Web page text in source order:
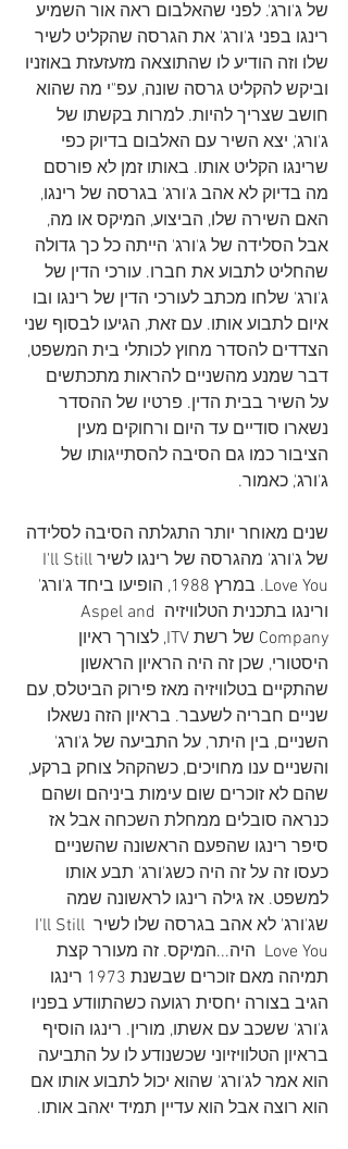
של ג'ורג'. לפני שהאלבום ראה אור השמיע
רינגו בפני ג'ורג' את הגרסה שהקליט לשיר
שלו וזה הודיע לו שהתוצאה מזעזעזת באוזניו
וביקש להקליט גרסה שונה, עפ"י מה שהוא
חושב שצריך להיות. למרות בקשתו של
ג'ורג', יצא השיר עם האלבום בדיוק כפי
שרינגו הקליט אותו. באותו זמן לא פורסם
מה בדיוק לא אהב ג'ורג' בגרסה של רינגו,
האם השירה שלו, הביצוע, המיקס או מה,
אבל הסלידה של ג'ורג' הייתה כל כך גדולה
שהחליט לתבוע את חברו. עורכי הדין של
ג'ורג' שלחו מכתב לעורכי הדין של רינגו ובו
איום לתבוע אותו. עם זאת, הגיעו לבסוף שני
הצדדים להסדר מחוץ לכותלי בית המשפט,
דבר שמנע מהשניים להראות מתכתשים
על השיר בבית הדין. פרטיו של ההסדר
נשארו סודיים עד היום ורחוקים מעין
הציבור כמו גם הסיבה להסתייגותו של
ג'ורג', כאמור.
שנים מאוחר יותר התגלתה הסיבה לסלידה
של ג'ורג' מהגרסה של רינגו לשירI'll Still
Love You. במרץ 1988, הופיעו ביחד ג'ורג'
ורינגו בתכנית הטלוויזיה Aspel and
Company של רשת ITV, לצורך ראיון
היסטורי, שכן זה היה הראיון הראשון
שהתקיים בטלוויזיה מאז פירוק הביטלס, עם
שניים חבריה לשעבר. בראיון הזה נשאלו
השניים, בין היתר, על התביעה של ג'ורג'
והשניים ענו מחויכים, כשהקהל צוחק ברקע,
שהם לא זוכרים שום עימות ביניהם ושהם
כנראה סובלים ממחלת השכחה אבל אז
סיפר רינגו שהפעם הראשונה שהשניים
כעסו זה על זה היה כשג'ורג' תבע אותו
למשפט. אז גילה רינגו לראשונה שמה
שג'ורג' לא אהב בגרסה שלו לשיר I'll Still
Love You  היה...המיקס. זה מעורר קצת
תמיהה מאם זוכרים שבשנת 1973 רינגו
הגיב בצורה יחסית רגועה כשהתוודע בפניו
ג'ורג' ששכב עם אשתו, מורין. רינגו הוסיף
בראיון הטלוויזיוני שכשנודע לו על התביעה
הוא אמר לג'ורג' שהוא יכול לתבוע אותו אם
הוא רוצה אבל הוא עדיין תמיד יאהב אותו.